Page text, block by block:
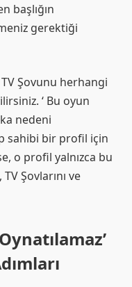
başlığın
gerektiği
Şovunu herhangi
‘ Bu oyun
nedeni
sahibi bir profil için
o profil yalnızca bu
Şovlarını ve